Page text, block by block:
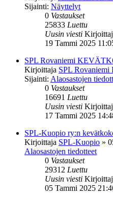
Sijainti: Näyttelyt
0 Vastaukset
25833 Luettu
Uusin viesti
19 Tammi 2025
SPL Rovaniemi
Kirjoittaja SPL Rovaniemi
Sijainti: Alaosastojen
0 Vastaukset
16691 Luettu
Uusin viesti
17 Tammi 2025
SPL-Kuopio ry:n
Kirjoittaja SPL-Kuopio »
Alaosastojen tiedotteet
0 Vastaukset
29312 Luettu
Uusin viesti
05 Tammi 2025